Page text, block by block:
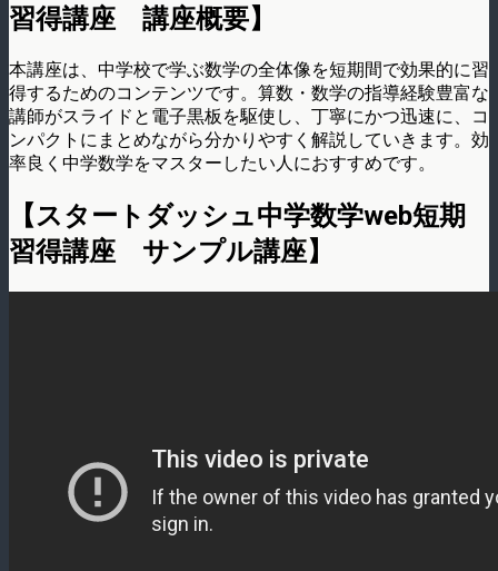
習得講座 講座概要】
本講座は、中学校で学ぶ数学の全体像を短期間で効果的に習
得するためのコンテンツです。算数・数学の指導経験豊富な
講師がスライドと電子黒板を駆使し、丁寧にかつ迅速に、コ
ンパクトにまとめながら分かりやすく解説していきます。効
率良く中学数学をマスターしたい人におすすめです。
【スタートダッシュ中学数学web短期
習得講座 サンプル講座】